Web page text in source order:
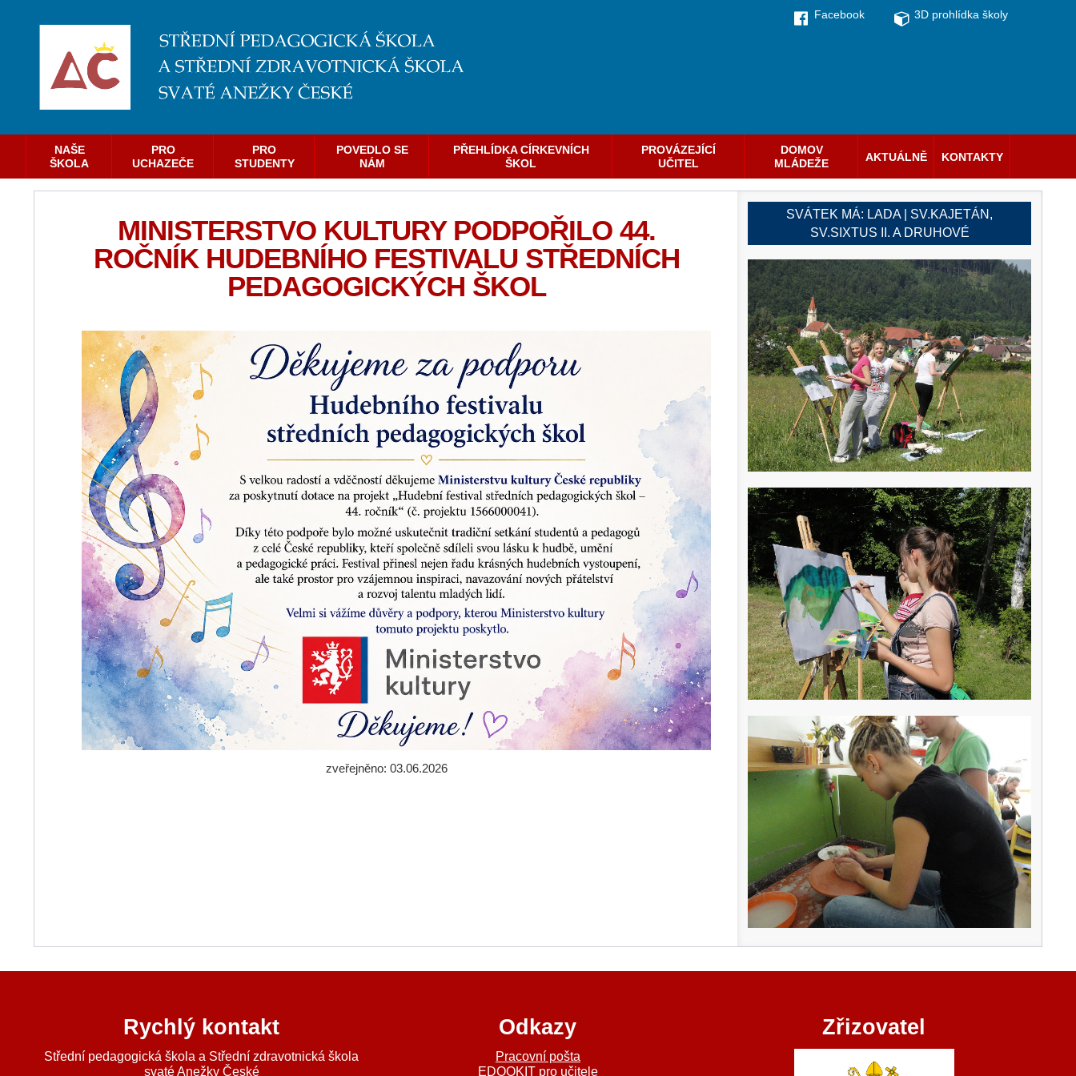
MINISTERSTVO KULTURY PODPOŘILO 44.
ROČNÍK HUDEBNÍHO FESTIVALU STŘEDNÍCH
PEDAGOGICKÝCH ŠKOL
zveřejněno: 03.06.2026
SVÁTEK MÁ: LADA | SV.KAJETÁN,
SV.SIXTUS II. A DRUHOVÉ
Rychlý kontakt
Střední pedagogická škola a Střední zdravotnická škola
svaté Anežky České
Odkazy
Pracovní pošta
EDOOKIT pro učitele
Zřizovatel
Facebook 3D prohlídka školy
NAŠE
ŠKOLA
PRO
UCHAZEČE
PRO
STUDENTY
POVEDLO SE
NÁM
PŘEHLÍDKA CÍRKEVNÍCH
ŠKOL
PROVÁZEJÍCÍ
UČITEL
DOMOV
MLÁDEŽE
AKTUÁLNĚ KONTAKTY